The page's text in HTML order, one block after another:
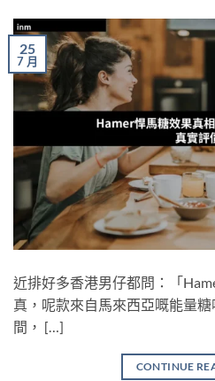
25
7 月
近排好多香港男仔都問：「
真，呢款來自馬來西亞嘅能量
間， […]
CONTINUE